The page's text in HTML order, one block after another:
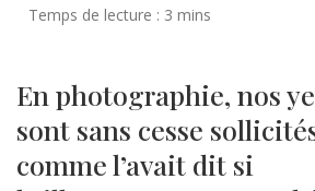
En photographie, nos
sont sans cesse
comme l’avait dit si